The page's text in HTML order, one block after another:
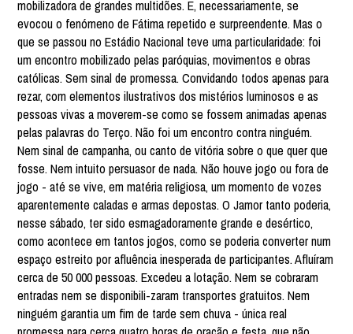
mobilizadora de grandes multidões. E, necessariamente, se
evocou o fenómeno de Fátima repetido e surpreendente. Mas o
que se passou no Estádio Nacional teve uma particularidade: foi
um encontro mobilizado pelas paróquias, movimentos e obras
católicas. Sem sinal de promessa. Convidando todos apenas para
rezar, com elementos ilustrativos dos mistérios luminosos e as
pessoas vivas a moverem-se como se fossem animadas apenas
pelas palavras do Terço. Não foi um encontro contra ninguém.
Nem sinal de campanha, ou canto de vitória sobre o que quer que
fosse. Nem intuito persuasor de nada. Não houve jogo ou fora de
jogo - até se vive, em matéria religiosa, um momento de vozes
aparentemente caladas e armas depostas. O Jamor tanto poderia,
nesse sábado, ter sido esmagadoramente grande e desértico,
como acontece em tantos jogos, como se poderia converter num
espaço estreito por afluência inesperada de participantes. Afluíram
cerca de 50 000 pessoas. Excedeu a lotação. Nem se cobraram
entradas nem se disponibili-zaram transportes gratuitos. Nem
ninguém garantia um fim de tarde sem chuva - única real